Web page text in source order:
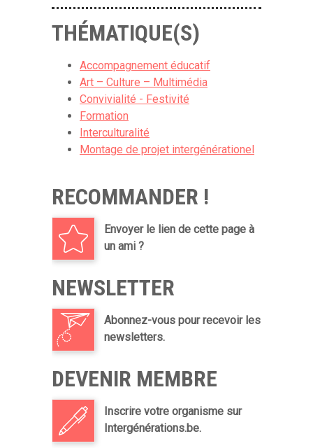
THÉMATIQUE(S)
Accompagnement éducatif
Art – Culture – Multimédia
Convivialité - Festivité
Formation
Interculturalité
Montage de projet intergénérationel
RECOMMANDER !
Envoyer le lien de cette page à
un ami ?
NEWSLETTER
Abonnez-vous pour recevoir les
newsletters.
DEVENIR MEMBRE
Inscrire votre organisme sur
Intergénérations.be.